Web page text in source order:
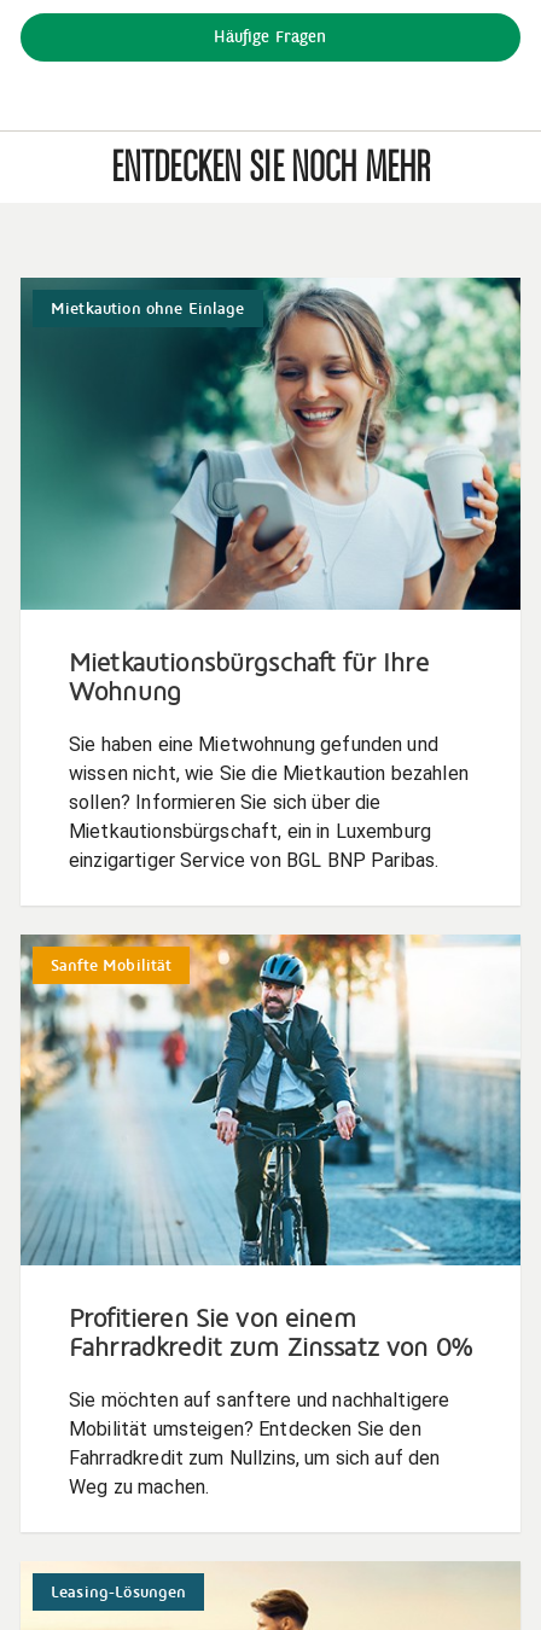
Häufige Fragen
ENTDECKEN SIE NOCH MEHR
Mietkaution ohne Einlage
Mietkautionsbürgschaft für Ihre
Wohnung
Sie haben eine Mietwohnung gefunden und
wissen nicht, wie Sie die Mietkaution bezahlen
sollen? Informieren Sie sich über die
Mietkautionsbürgschaft, ein in Luxemburg
einzigartiger Service von BGL BNP Paribas.
Sanfte Mobilität
Profitieren Sie von einem
Fahrradkredit zum Zinssatz von 0%
Sie möchten auf sanftere und nachhaltigere
Mobilität umsteigen? Entdecken Sie den
Fahrradkredit zum Nullzins, um sich auf den
Weg zu machen.
Leasing-Lösungen